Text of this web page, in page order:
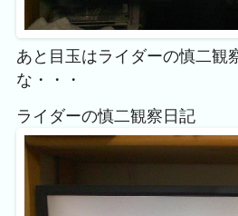
あと目玉はライダーの慎二観
な・・・
ライダーの慎二観察日記